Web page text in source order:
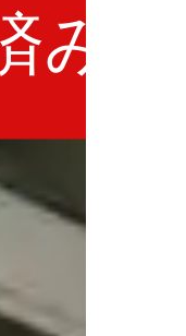
み